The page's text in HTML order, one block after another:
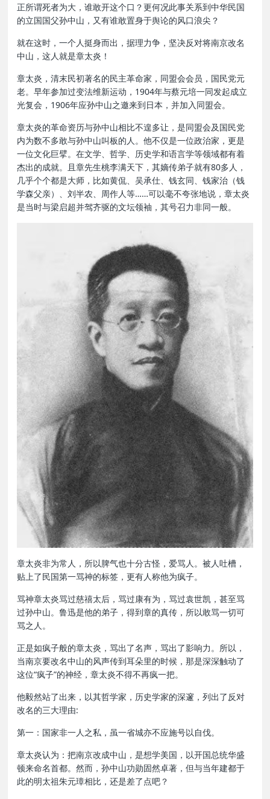
正所谓死者为大，谁敢开这个口？更何况此事关系到中华民国
的立国国父孙中山，又有谁敢置身于舆论的风口浪尖？
就在这时，一个人挺身而出，据理力争，坚决反对将南京改名
中山，这人就是章太炎！
章太炎，清末民初著名的民主革命家，同盟会会员，国民党元
老。早年参加过变法维新运动，1904年与蔡元培一同发起成立
光复会，1906年应孙中山之邀来到日本，并加入同盟会。
章太炎的革命资历与孙中山相比不遑多让，是同盟会及国民党
内为数不多敢与孙中山叫板的人。他不仅是一位政治家，更是
一位文化巨擘。在文学、哲学、历史学和语言学等领域都有着
杰出的成就。且章先生桃李满天下，其嫡传弟子就有80多人，
几乎个个都是大师，比如黄侃、吴承仕、钱玄同、钱家治（钱
学森父亲）、刘半农、周作人等……可以毫不夸张地说，章太炎
是当时与梁启超并驾齐驱的文坛领袖，其号召力非同一般。
章太炎非为常人，所以脾气也十分古怪，爱骂人。被人吐槽，
贴上了民国第一骂神的标签，更有人称他为疯子。
骂神章太炎骂过慈禧太后，骂过康有为，骂过袁世凯，甚至骂
过孙中山。鲁迅是他的弟子，得到章的真传，所以敢骂一切可
骂之人。
正是如疯子般的章太炎，骂出了名声，骂出了影响力。所以，
当南京要改名中山的风声传到耳朵里的时候，那是深深触动了
这位“疯子”的神经，章太炎不得不再疯一把。
他毅然站了出来，以其哲学家，历史学家的深邃，列出了反对
改名的三大理由:
第一：国家非一人之私，虽一省城亦不应施号以自伐。
章太炎认为：把南京改成中山，是想学美国，以开国总统华盛
顿来命名首都。然而，孙中山功勋固然卓著，但与当年建都于
此的明太祖朱元璋相比，还是差了点吧？